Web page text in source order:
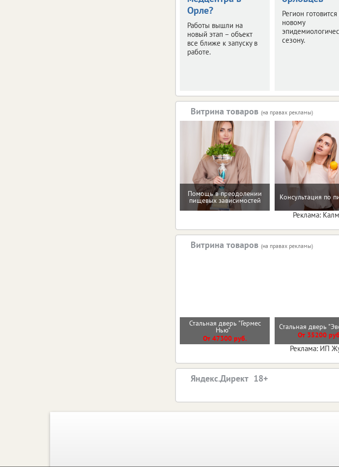
Орле?
Работы вышли на
новый этап – объект
все ближе к запуску в
работе.
Регион готовится
новому
сезону.
Витрина товаров (на правах рекламы)
Помощь в преодолении
пищевых зависимостей Консультация по
Реклама:
Витрина товаров (на правах рекламы)
Стальная дверь "Гермес
Нью"
От 47300 руб.
Стальная дверь
От 35200
Реклама: ИП
Яндекс.Директ